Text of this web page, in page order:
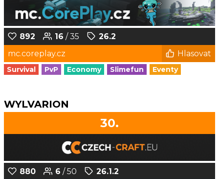
892 16 / 35
26.2
mc.coreplay.cz
Hlasovat
Survival PvP Economy Slimefun Eventy
WYLVARION
30.
880 6 / 50
26.1.2